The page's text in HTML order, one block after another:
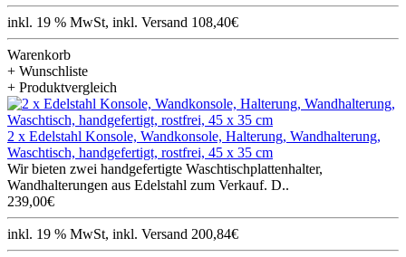
inkl. 19 % MwSt, inkl. Versand 108,40€
Warenkorb
+ Wunschliste
+ Produktvergleich
2 x Edelstahl Konsole, Wandkonsole, Halterung, Wandhalterung,
Waschtisch, handgefertigt, rostfrei, 45 x 35 cm
Wir bieten zwei handgefertigte Waschtischplattenhalter,
Wandhalterungen aus Edelstahl zum Verkauf. D..
239,00€
inkl. 19 % MwSt, inkl. Versand 200,84€